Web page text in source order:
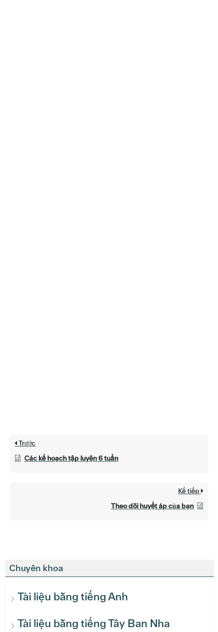
Chuyên khoa
Tài liệu bằng tiếng Anh
Tài liệu bằng tiếng Tây Ban Nha
Trước
Các kế hoạch tập luyện 6 tuần
Kế tiếp
Theo dõi huyết áp của bạn